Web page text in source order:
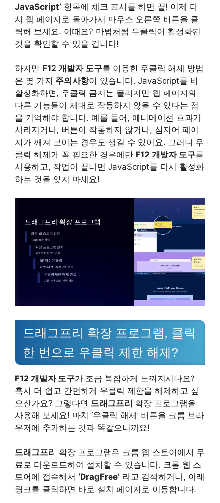
JavaScript’ 항목에 체크 표시를 하면 끝! 이제 다
시 웹 페이지로 돌아가서 마우스 오른쪽 버튼을 클
릭해 보세요. 어때요? 마법처럼 우클릭이 활성화된
것을 확인할 수 있을 겁니다!
하지만 F12 개발자 도구를 이용한 우클릭 해제 방법
은 몇 가지 주의사항이 있습니다. JavaScript를 비
활성화하면, 우클릭 금지는 풀리지만 웹 페이지의
다른 기능들이 제대로 작동하지 않을 수 있다는 점
을 기억해야 합니다. 예를 들어, 애니메이션 효과가
사라지거나, 버튼이 작동하지 않거나, 심지어 페이
지가 깨져 보이는 경우도 생길 수 있어요. 그러니 우
클릭 해제가 꼭 필요한 경우에만 F12 개발자 도구를
사용하고, 작업이 끝나면 JavaScript를 다시 활성화
하는 것을 잊지 마세요!
드래그프리 확장 프로그램, 클릭
한 번으로 우클릭 제한 해제?
F12 개발자 도구가 조금 복잡하게 느껴지시나요?
혹시 더 쉽고 간편하게 우클릭 제한을 해제하고 싶
으신가요? 그렇다면 드래그프리 확장 프로그램을
사용해 보세요! 마치 ‘우클릭 해제’ 버튼을 크롬 브라
우저에 추가하는 것과 똑같으니까요!
드래그프리 확장 프로그램은 크롬 웹 스토어에서 무
료로 다운로드하여 설치할 수 있습니다. 크롬 웹 스
토어에 접속해서 ‘DragFree’ 라고 검색하거나, 아래
링크를 클릭하면 바로 설치 페이지로 이동합니다.